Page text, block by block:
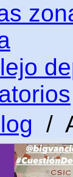
/